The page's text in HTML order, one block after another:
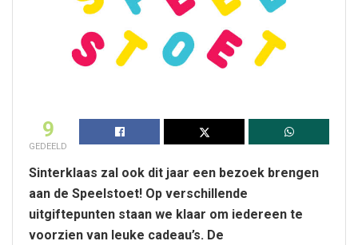
9
GEDEELD
Sinterklaas zal ook dit jaar een bezoek brengen
aan de Speelstoet! Op verschillende
uitgiftepunten staan we klaar om iedereen te
voorzien van leuke cadeau’s. De